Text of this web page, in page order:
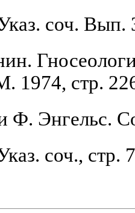
соч. Вып.
1974, стр.
Энгельс.
соч., стр.